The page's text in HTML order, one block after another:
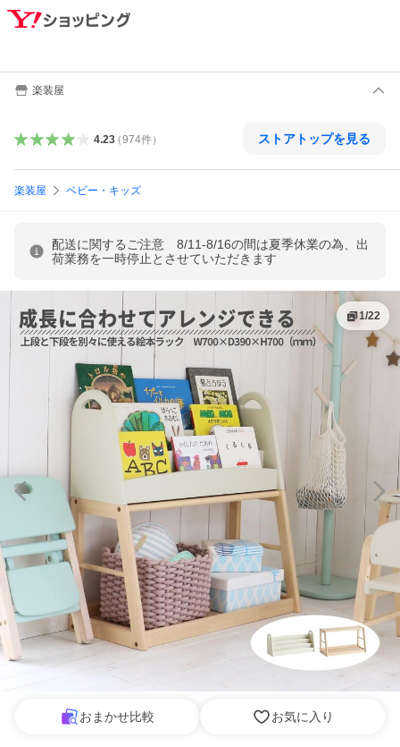
楽装屋
4.23（974件） ストアトップを見る
楽装屋 ベビー・キッズ
配送に関するご注意 8/11-8/16の間は夏季休業の為、出
荷業務を一時停止とさせていただきます
1/22
おまかせ比較 お気に入り